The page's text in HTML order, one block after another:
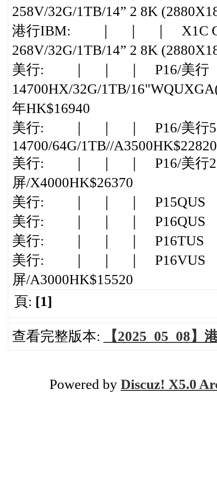
258V/32G/1TB/14” 2 8K
港行IBM: ｜ ｜ ｜ X1C G13
268V/32G/1TB/14” 2 8K
美行: ｜ ｜ ｜ P16/美行
14700HX/32G/1TB/
年HK$16940
美行: ｜ ｜ ｜ P16/美行
14700/64G/1TB//A3500HK$22820
美行: ｜ ｜ ｜ P16/美行
屏/X4000HK$26370
美行: ｜ ｜ ｜ P15QUS
美行: ｜ ｜ ｜ P16QUS |I7-
美行: ｜ ｜ ｜ P16TUS |I7-
美行: ｜ ｜ ｜ P16VUS
屏/A3000HK$15520
頁: [1]
查看完整版本: 【2025_05_08
Powered by Discuz! X5.0